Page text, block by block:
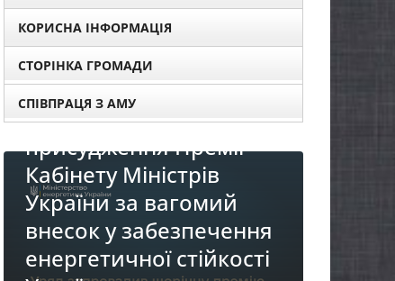
КОРИСНА ІНФОРМАЦІЯ
СТОРІНКА ГРОМАДИ
СПІВПРАЦЯ З АМУ
НОВИНИ
До уваги представників
бізнесу!